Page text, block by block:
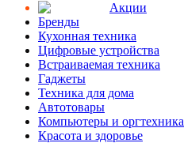
Aкции
Бренды
Кухонная техника
Цифровые устройства
Встраиваемая техника
Гаджеты
Техника для дома
Автотовары
Компьютеры и оргтехника
Красота и здоровье